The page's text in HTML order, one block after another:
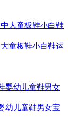
童板鞋小白鞋运
幼儿童鞋男女宝